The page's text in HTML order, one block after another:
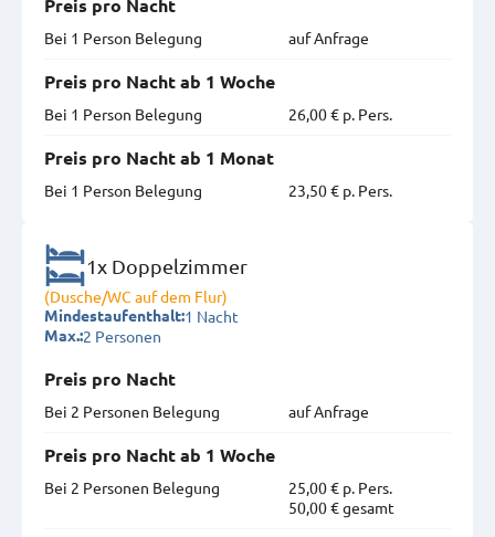
Preis pro Nacht
Bei 1 Person Belegung
auf Anfrage
Preis pro Nacht ab 1 Woche
Bei 1 Person Belegung
26,00 € p. Pers.
Preis pro Nacht ab 1 Monat
Bei 1 Person Belegung
23,50 € p. Pers.
1x Doppelzimmer
(Dusche/WC auf dem Flur)
Mindestaufenthalt:1 Nacht
Max.:2 Personen
Preis pro Nacht
Bei 2 Personen Belegung
auf Anfrage
Preis pro Nacht ab 1 Woche
Bei 2 Personen Belegung
25,00 € p. Pers.
50,00 € gesamt